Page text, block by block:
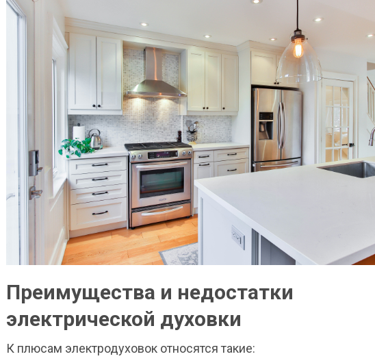
Преимущества и недостатки
электрической духовки
К плюсам электродуховок относятся такие: